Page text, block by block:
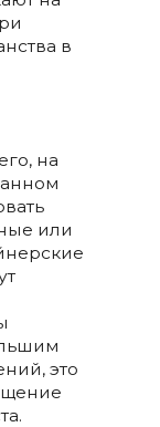
в
на
или
это